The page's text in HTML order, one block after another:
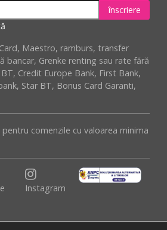
înscriere
Maestro, ramburs, transfer
bancar, Grenke renting sau rate fără
Credit Europe Bank, First Bank,
Star BT, Bonus Card Garanti,
comenzile cu valoarea minima
Instagram